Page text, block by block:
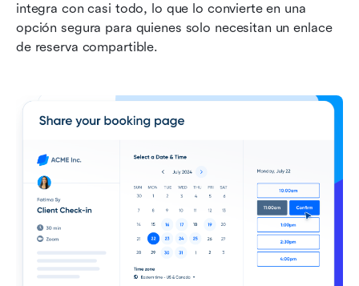
integra con casi todo, lo que lo convierte en una
opción segura para quienes solo necesitan un enlace
de reserva compartible.